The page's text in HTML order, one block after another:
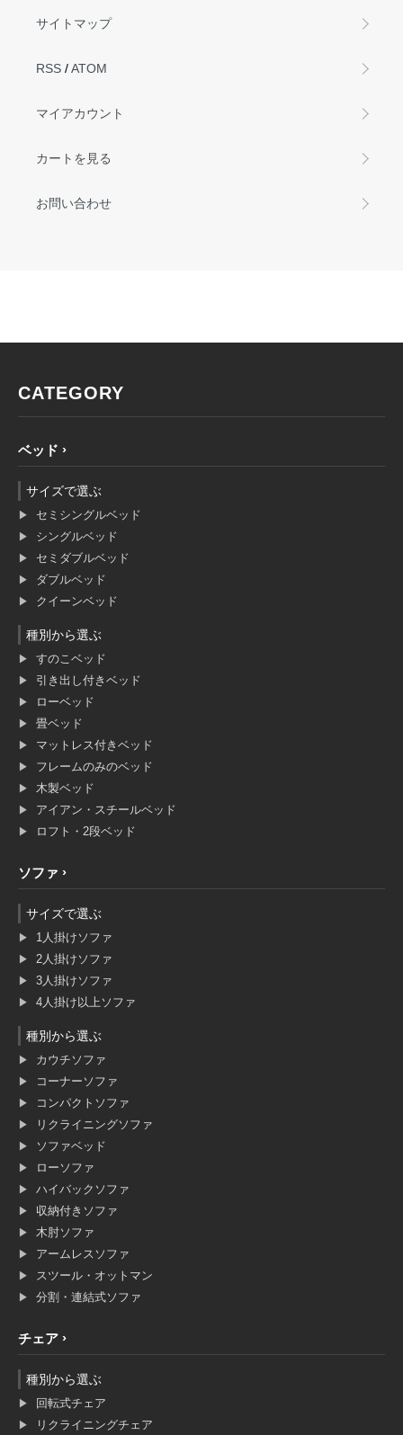
サイトマップ
RSS /ATOM
マイアカウント
カートを見る
お問い合わせ
CATEGORY
ベッド
サイズで選ぶ
セミシングルベッド
シングルベッド
セミダブルベッド
ダブルベッド
クイーンベッド
種別から選ぶ
すのこベッド
引き出し付きベッド
ローベッド
畳ベッド
マットレス付きベッド
フレームのみのベッド
木製ベッド
アイアン・スチールベッド
ロフト・2段ベッド
ソファ
サイズで選ぶ
1人掛けソファ
2人掛けソファ
3人掛けソファ
4人掛け以上ソファ
種別から選ぶ
カウチソファ
コーナーソファ
コンパクトソファ
リクライニングソファ
ソファベッド
ローソファ
ハイバックソファ
収納付きソファ
木肘ソファ
アームレスソファ
スツール・オットマン
分割・連結式ソファ
チェア
種別から選ぶ
回転式チェア
リクライニングチェア